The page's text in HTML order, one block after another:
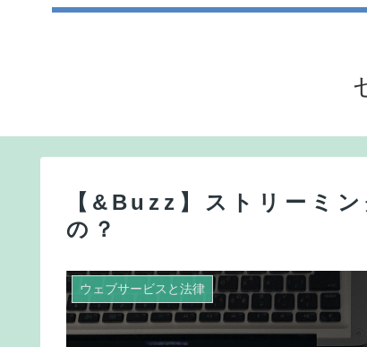
【&Buzz】ストリーミ
の？
ウェブサービスと法律